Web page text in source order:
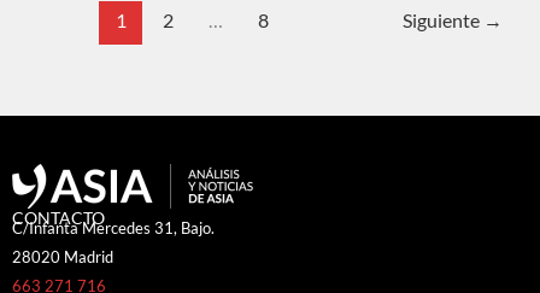
1 2 … 8 Siguiente →
CONTACTO
C/Infanta Mercedes 31, Bajo.
28020 Madrid
663 271 716